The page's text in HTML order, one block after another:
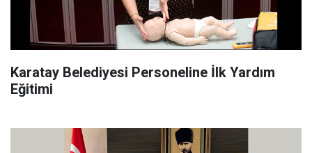
Karatay Belediyesi Personeline İlk Yardım
Eğitimi